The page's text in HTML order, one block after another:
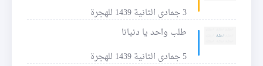
3 جمادى الثانية 1439 للهجرة
طلب واحد يا دنيانا
5 جمادى الثانية 1439 للهجرة